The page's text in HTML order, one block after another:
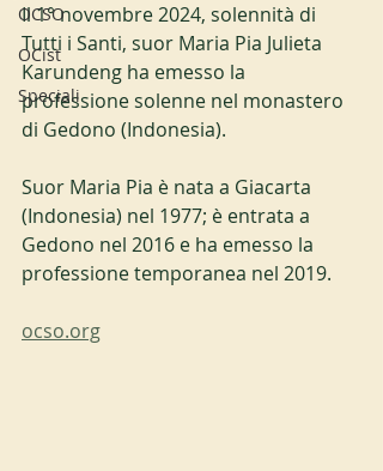
OCSO
OCist
Speciali
Il 1° novembre 2024, solennità di
Tutti i Santi, suor Maria Pia Julieta
Karundeng ha emesso la
professione solenne nel monastero
di Gedono (Indonesia).
Suor Maria Pia è nata a Giacarta
(Indonesia) nel 1977; è entrata a
Gedono nel 2016 e ha emesso la
professione temporanea nel 2019.
ocso.org